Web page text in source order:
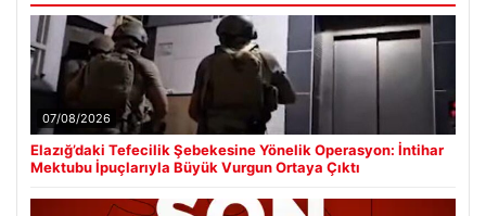
07/08/2026
Elazığ’daki Tefecilik Şebekesine Yönelik Operasyon: İntihar
Mektubu İpuçlarıyla Büyük Vurgun Ortaya Çıktı